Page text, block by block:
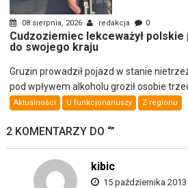
08 sierpnia, 2026 redakcja 0
Cudzoziemiec lekceważył polskie
do swojego kraju
Gruzin prowadził pojazd w stanie
pod wpływem alkoholu groził osobie
Aktualności U funkcjonariuszy Z regionu
2 KOMENTARZY DO “”
kibic
15 października 2013